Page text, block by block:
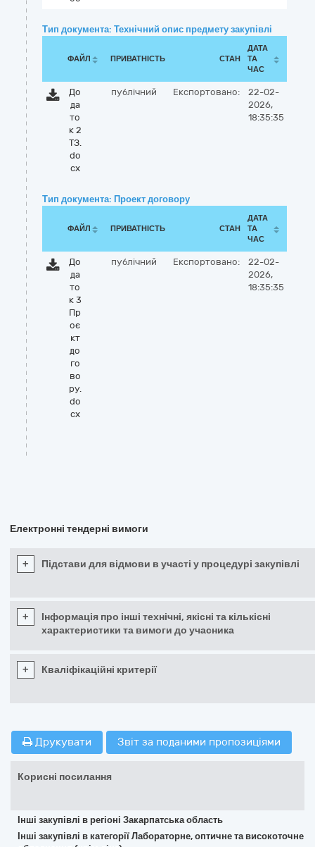
Тип документа: Технічний опис предмету закупівлі
ФАЙЛ ПРИВАТНІСТЬ СТАН
ДАТА
ТА
ЧАС
До
да
то
к 2
ТЗ.
do
cx
публічний Експортовано:
22-02-
2026,
18:35:35
Тип документа: Проект договору
ФАЙЛ ПРИВАТНІСТЬ СТАН
ДАТА
ТА
ЧАС
До
да
то
к 3
Пр
оє
кт
до
го
во
ру.
do
cx
публічний Експортовано:
22-02-
2026,
18:35:35
Електронні тендерні вимоги
+ Підстави для відмови в участі у процедурі закупівлі
+
Інформація про інші технічні, якісні та кількісні
характеристики та вимоги до учасника
+ Кваліфікаційні критерії
Друкувати Звіт за поданими пропозиціями
Корисні посилання
Інші закупівлі в регіоні Закарпатська область
Інші закупівлі в категорії Лабораторне, оптичне та високоточне